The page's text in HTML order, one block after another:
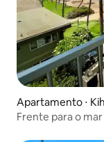
Apartamento ⋅
Frente para o